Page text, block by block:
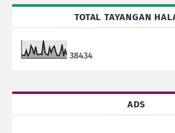
TOTAL TAYANGAN
38434
ADS